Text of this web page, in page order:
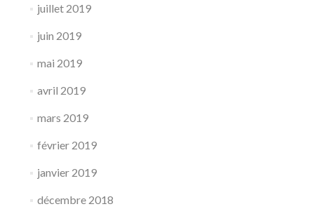
juillet 2019
juin 2019
mai 2019
avril 2019
mars 2019
février 2019
janvier 2019
décembre 2018